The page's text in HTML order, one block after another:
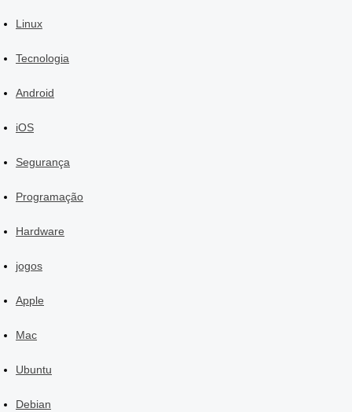
Linux
Tecnologia
Android
iOS
Segurança
Programação
Hardware
jogos
Apple
Mac
Ubuntu
Debian